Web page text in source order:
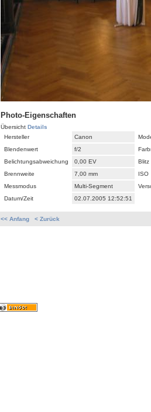
Photo-Eigenschaften
Übersicht Details
Hersteller
Canon
Blendenwert
f/2
Belichtungsabweichung
0,00 EV
Blitz
Brennweite
7,00 mm
ISO
Messmodus
Multi-Segment
Datum/Zeit
02.07.2005 12:52:51
<< Anfang < Zurück